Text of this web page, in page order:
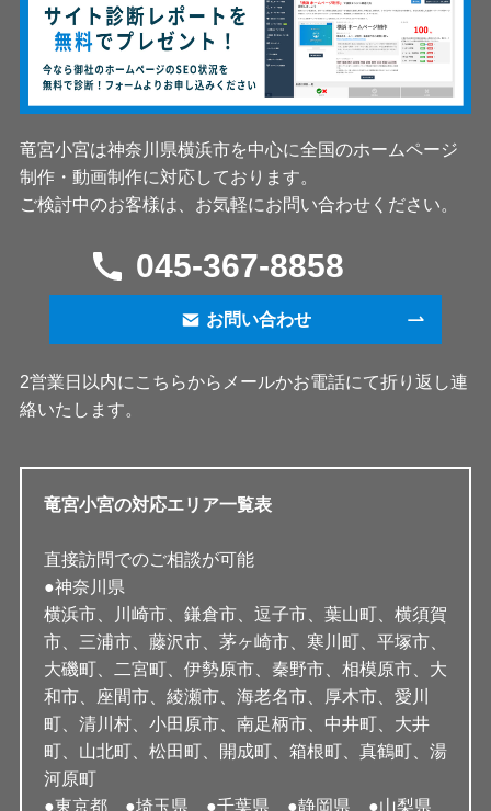
竜宮小宮は神奈川県横浜市を中心に全国のホームページ
制作・動画制作に対応しております。
ご検討中のお客様は、お気軽にお問い合わせください。
045-367-8858
お問い合わせ
2営業日以内にこちらからメールかお電話にて折り返し連
絡いたします。
竜宮小宮の対応エリア一覧表
直接訪問でのご相談が可能
●神奈川県
横浜市、川崎市、鎌倉市、逗子市、葉山町、横須賀
市、三浦市、藤沢市、茅ヶ崎市、寒川町、平塚市、
大磯町、二宮町、伊勢原市、秦野市、相模原市、大
和市、座間市、綾瀬市、海老名市、厚木市、愛川
町、清川村、小田原市、南足柄市、中井町、大井
町、山北町、松田町、開成町、箱根町、真鶴町、湯
河原町
●東京都 ●埼玉県 ●千葉県 ●静岡県 ●山梨県